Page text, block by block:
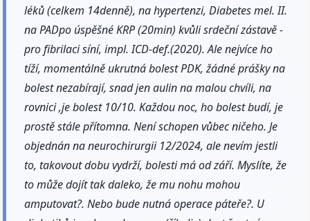
léků (celkem 14denně), na hypertenzi, Diabetes mel. II.
na PADpo úspěšné KRP (20min) kvůli srdeční zástavě -
pro fibrilaci síní, impl. ICD-def.(2020). Ale nejvíce ho
tíží, momentálně ukrutná bolest PDK, žádné prášky na
bolest nezabírají, snad jen aulin na malou chvíli, na
rovnici ,je bolest 10/10. Každou noc, ho bolest budí, je
prostě stále přítomna. Není schopen vůbec ničeho. Je
objednán na neurochirurgii 12/2024, ale nevím jestli
to, takovout dobu vydrží, bolesti má od září. Myslíte, že
to může dojít tak daleko, že mu nohu mohou
amputovat?. Nebo bude nutná operace páteře?. U